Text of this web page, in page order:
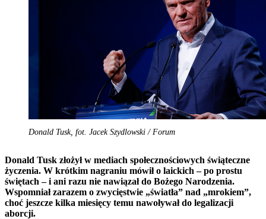
Donald Tusk, fot. Jacek Szydlowski / Forum
Donald Tusk złożył w mediach społecznościowych świąteczne
życzenia. W krótkim nagraniu mówił o laickich – po prostu
świętach – i ani razu nie nawiązał do Bożego Narodzenia.
Wspomniał zarazem o zwycięstwie „światła” nad „mrokiem”,
choć jeszcze kilka miesięcy temu nawoływał do legalizacji
aborcji.